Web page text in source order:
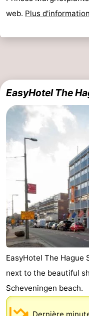
Duiveland
-
Renesse
-
Zierikzee
-
Nature
Oosterschelde
Burgh
Haamstede
Nature
Kop
van
Schouwen
Météo
Contact
web. Plus
EasyHotel The
EasyHotel The Hague
next to the beautiful
Scheveningen beach.